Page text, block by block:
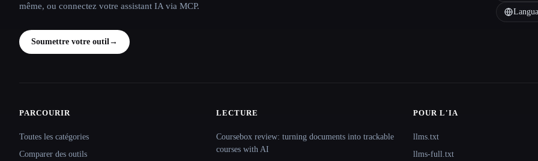
même, ou connectez votre assistant IA via MCP.
Soumettre votre outil →
Site navigation
PARCOURIR
Toutes les catégories
Comparer des outils
LECTURE
Coursebox review: turning documents into trackable
courses with AI
POUR L'IA
llms.txt
llms-full.txt